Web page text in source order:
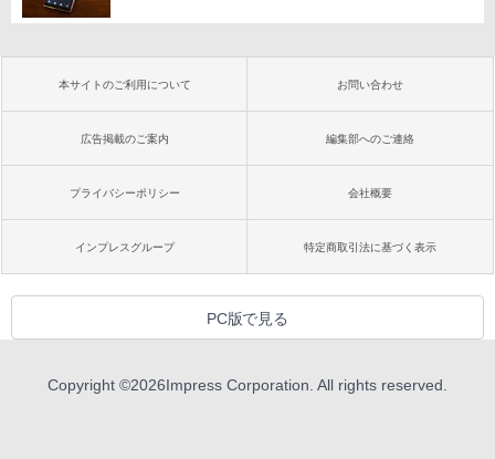
本サイトのご利用について お問い合わせ
広告掲載のご案内 編集部へのご連絡
プライバシーポリシー 会社概要
インプレスグループ 特定商取引法に基づく表示
PC版で見る
Copyright ©2026Impress Corporation. All rights reserved.